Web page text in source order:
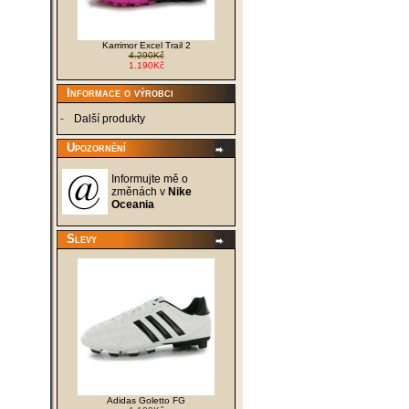
Mizuno až na dno. Nakupujte právě teď,
Karrimor Excel Trail 2
4.290Kč
1.190Kč
Informace o výrobci
- Další produkty
Upozornění
Informujte mě o
změnách v Nike
Oceania
Slevy
Adidas Goletto FG